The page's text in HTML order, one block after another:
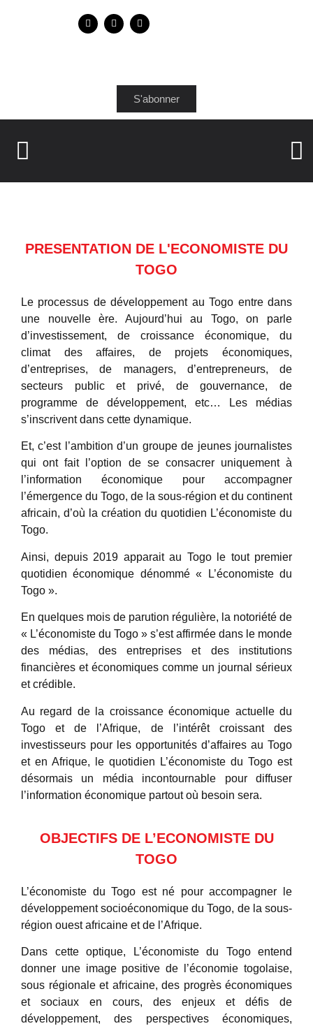
S'abonner
PRESENTATION DE L'ECONOMISTE DU
TOGO
Le processus de développement au Togo entre dans
une nouvelle ère. Aujourd’hui au Togo, on parle
d’investissement, de croissance économique, du
climat des affaires, de projets économiques,
d’entreprises, de managers, d’entrepreneurs, de
secteurs public et privé, de gouvernance, de
programme de développement, etc… Les médias
s’inscrivent dans cette dynamique.
Et, c’est l’ambition d’un groupe de jeunes journalistes
qui ont fait l’option de se consacrer uniquement à
l’information économique pour accompagner
l’émergence du Togo, de la sous-région et du continent
africain, d’où la création du quotidien L’économiste du
Togo.
Ainsi, depuis 2019 apparait au Togo le tout premier
quotidien économique dénommé « L’économiste du
Togo ».
En quelques mois de parution régulière, la notoriété de
« L’économiste du Togo » s’est affirmée dans le monde
des médias, des entreprises et des institutions
financières et économiques comme un journal sérieux
et crédible.
Au regard de la croissance économique actuelle du
Togo et de l’Afrique, de l’intérêt croissant des
investisseurs pour les opportunités d’affaires au Togo
et en Afrique, le quotidien L’économiste du Togo est
désormais un média incontournable pour diffuser
l’information économique partout où besoin sera.
OBJECTIFS DE L’ECONOMISTE DU
TOGO
L’économiste du Togo est né pour accompagner le
développement socioéconomique du Togo, de la sous-
région ouest africaine et de l’Afrique.
Dans cette optique, L’économiste du Togo entend
donner une image positive de l’économie togolaise,
sous régionale et africaine, des progrès économiques
et sociaux en cours, des enjeux et défis de
développement, des perspectives économiques,